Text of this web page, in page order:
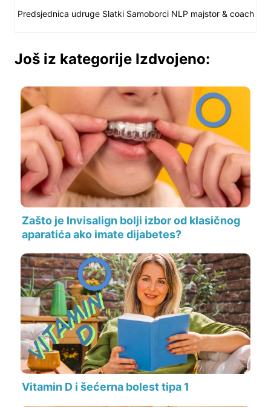
Predsjednica udruge Slatki Samoborci NLP majstor & coach
Još iz kategorije Izdvojeno:
Zašto je Invisalign bolji izbor od klasičnog
aparatića ako imate dijabetes?
Vitamin D i šećerna bolest tipa 1